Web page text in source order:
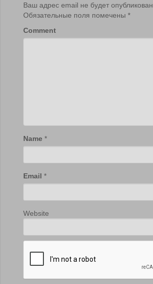
Ваш адрес email не будет опубликован.
Обязательные поля помечены *
Comment
Name *
Email *
Website